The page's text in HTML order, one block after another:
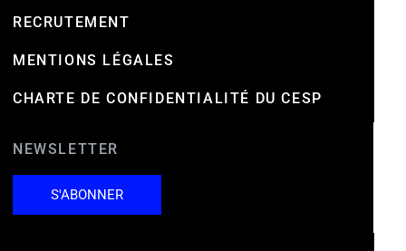
RECRUTEMENT
MENTIONS LÉGALES
CHARTE DE CONFIDENTIALITÉ DU CESP
NEWSLETTER
S'ABONNER